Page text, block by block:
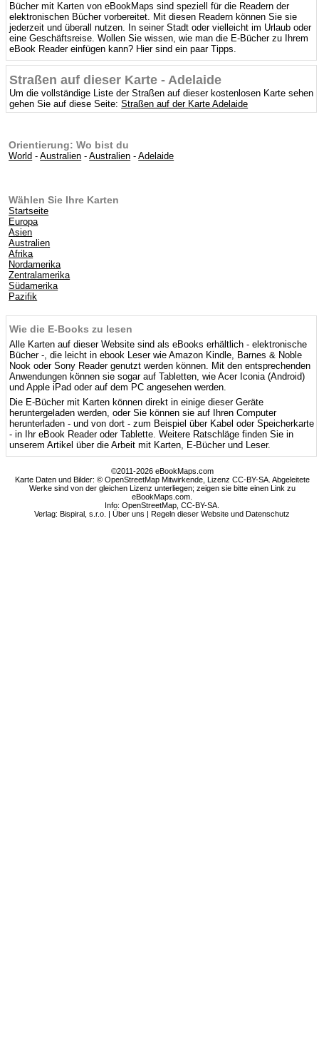
Bücher mit Karten von eBookMaps sind speziell für die Readern der
elektronischen Bücher vorbereitet. Mit diesen Readern können Sie sie
jederzeit und überall nutzen. In seiner Stadt oder vielleicht im Urlaub oder
eine Geschäftsreise. Wollen Sie wissen, wie man die E-Bücher zu Ihrem
eBook Reader einfügen kann? Hier sind ein paar Tipps.
Straßen auf dieser Karte - Adelaide
Um die vollständige Liste der Straßen auf dieser kostenlosen Karte sehen
gehen Sie auf diese Seite:Straßen auf der Karte Adelaide
Orientierung: Wo bist du
World -Australien -Australien -Adelaide
Wählen Sie Ihre Karten
Startseite
Europa
Asien
Australien
Afrika
Nordamerika
Zentralamerika
Südamerika
Pazifik
Wie die E-Books zu lesen
Alle Karten auf dieser Website sind als eBooks erhältlich - elektronische
Bücher -, die leicht in ebook Leser wie Amazon Kindle, Barnes & Noble
Nook oder Sony Reader genutzt werden können. Mit den entsprechenden
Anwendungen können sie sogar auf Tabletten, wie Acer Iconia (Android)
und Apple iPad oder auf dem PC angesehen werden.
Die E-Bücher mit Karten können direkt in einige dieser Geräte
heruntergeladen werden, oder Sie können sie auf Ihren Computer
herunterladen - und von dort - zum Beispiel über Kabel oder Speicherkarte
- in Ihr eBook Reader oder Tablette. Weitere Ratschläge finden Sie in
unserem Artikel über die Arbeit mit Karten, E-Bücher und Leser.
©2011-2026 eBookMaps.com
Karte Daten und Bilder: © OpenStreetMap Mitwirkende, Lizenz CC-BY-SA. Abgeleitete
Werke sind von der gleichen Lizenz unterliegen; zeigen sie bitte einen Link zu
eBookMaps.com.
Info:OpenStreetMap ,CC-BY-SA
Verlag: Bispiral, s.r.o. |Über uns |Regeln dieser Website und Datenschutz